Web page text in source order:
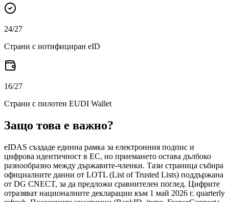
24/27
Страни с нотифициран eID
16/27
Страни с пилотен EUDI Wallet
Защо това е важно?
eIDAS създаде единна рамка за електронния подпис и
цифрова идентичност в ЕС, но приемането остава дълбоко
разнообразно между държавите-членки. Тази страница събира
официалните данни от LOTL (List of Trusted Lists) поддържана
от DG CNECT, за да предложи сравнителен поглед. Цифрите
отразяват националните декларации към 1 май 2026 г. quarterly